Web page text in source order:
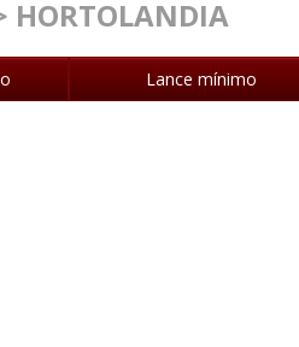
HORTOLANDIA
Lance mínimo